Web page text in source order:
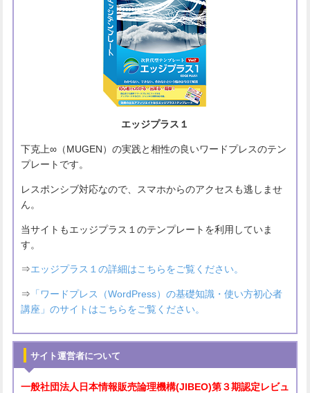
エッジプラス１
下克上∞（MUGEN）の実践と相性の良いワードプレスのテン
プレートです。
レスポンシブ対応なので、スマホからのアクセスも逃しませ
ん。
当サイトもエッジプラス１のテンプレートを利用していま
す。
⇒エッジプラス１の詳細はこちらをご覧ください。
⇒ 「ワードプレス（WordPress）の基礎知識・使い方初心者
講座」のサイトはこちらをご覧ください。
サイト運営者について
一般社団法人 日本情報販売論理機構(JIBEO)第３期認定レビュ